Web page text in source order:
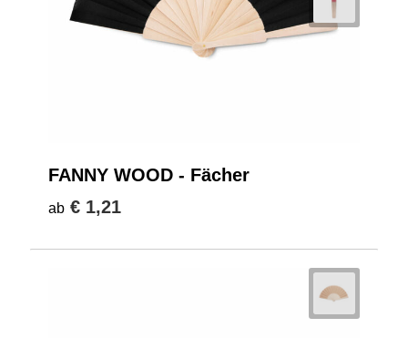
FANNY WOOD - Fächer
ab € 1,21